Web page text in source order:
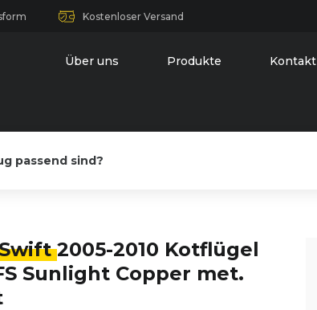
Kostenloser Versand
Über uns Produkte Kontakt
passend sind?
2005-2010 Kotflügel
Sunlight Copper met.